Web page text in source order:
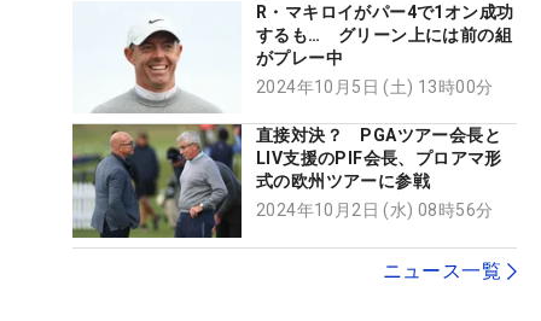
R・マキロイがパー4で1オン成功
するも… グリーン上には前の組
がプレー中
2024年10月5日 (土) 13時00分
直接対決？ PGAツアー会長と
LIV支援のPIF会長、プロアマ形
式の欧州ツアーに参戦
2024年10月2日 (水) 08時56分
ニュース一覧